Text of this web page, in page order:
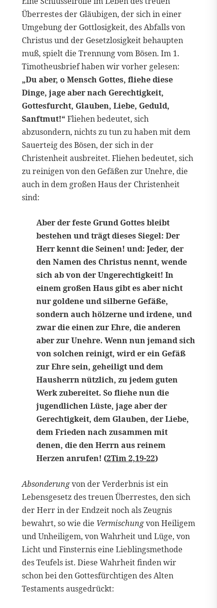
Überrestes der Gläubigen, der sich in einer
Umgebung der Gottlosigkeit, des Abfalls von
Christus und der Gesetzlosigkeit behaupten
muß, spielt die Trennung vom Bösen. Im 1.
Timotheusbrief haben wir vorher gelesen:
„Du aber, o Mensch Gottes, fliehe diese
Dinge, jage aber nach Gerechtigkeit,
Gottesfurcht, Glauben, Liebe, Geduld,
Sanftmut!“ Fliehen bedeutet, sich
abzusondern, nichts zu tun zu haben mit dem
Sauerteig des Bösen, der sich in der
Christenheit ausbreitet. Fliehen bedeutet, sich
zu reinigen von den Gefäßen zur Unehre, die
auch in dem großen Haus der Christenheit
sind:
Aber der feste Grund Gottes bleibt
bestehen und trägt dieses Siegel: Der
Herr kennt die Seinen! und: Jeder, der
den Namen des Christus nennt, wende
sich ab von der Ungerechtigkeit! In
einem großen Haus gibt es aber nicht
nur goldene und silberne Gefäße,
sondern auch hölzerne und irdene, und
zwar die einen zur Ehre, die anderen
aber zur Unehre. Wenn nun jemand sich
von solchen reinigt, wird er ein Gefäß
zur Ehre sein, geheiligt und dem
Hausherrn nützlich, zu jedem guten
Werk zubereitet. So fliehe nun die
jugendlichen Lüste, jage aber der
Gerechtigkeit, dem Glauben, der Liebe,
dem Frieden nach zusammen mit
denen, die den Herrn aus reinem
Herzen anrufen! (2Tim 2,19-22)
Absonderungvon der Verderbnis ist ein
Lebensgesetz des treuen Überrestes, den sich
der Herr in der Endzeit noch als Zeugnis
bewahrt, so wie die Vermischungvon Heiligem
und Unheiligem, von Wahrheit und Lüge, von
Licht und Finsternis eine Lieblingsmethode
des Teufels ist. Diese Wahrheit finden wir
schon bei den Gottesfürchtigen des Alten
Testaments ausgedrückt: